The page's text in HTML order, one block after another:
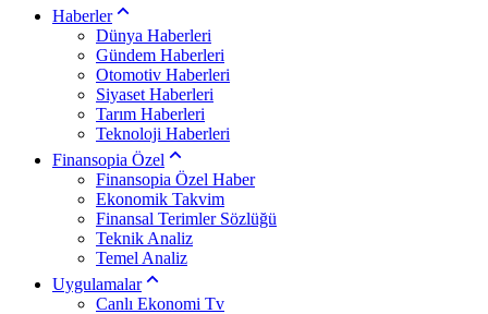
Haberler
Dünya Haberleri
Gündem Haberleri
Otomotiv Haberleri
Siyaset Haberleri
Tarım Haberleri
Teknoloji Haberleri
Finansopia Özel
Finansopia Özel Haber
Ekonomik Takvim
Finansal Terimler Sözlüğü
Teknik Analiz
Temel Analiz
Uygulamalar
Canlı Ekonomi Tv